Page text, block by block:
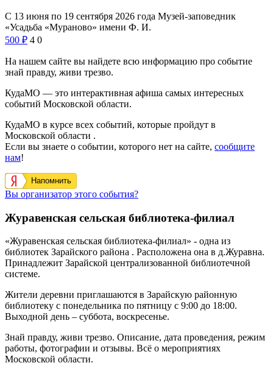
С 13 июня по 19 сентября 2026 года Музей-заповедник
«Усадьба «Мураново» имени Ф. И.
500 ₽ 4 0
На нашем сайте вы найдете всю информацию про событие
знай правду, живи трезво.
КудаМО — это интерактивная афиша самых интересных
событий Московской области.
КудаМО в курсе всех событий, которые пройдут в
Московской области .
Если вы знаете о событии, которого нет на сайте, сообщите
нам!
Напомнить
Вы организатор этого события?
Журавенская сельская библиотека-филиал
«Журавенская сельская библиотека-филиал» - одна из
библиотек Зарайского района . Расположена она в д.Журавна.
Принадлежит Зарайской централизованной библиотечной
системе.
Жители деревни приглашаются в Зарайскую районную
библиотеку с понедельника по пятницу с 9:00 до 18:00.
Выходной день – суббота, воскресенье.
Знай правду, живи трезво. Описание, дата проведения, режим
работы, фотографии и отзывы. Всё о мероприятиях
Московской области.